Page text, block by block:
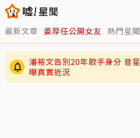
最新文章 姜厚任公開女友 熱門星聞
潘裕文告別20年歌手身分 昔星光幫周定緯1句話
曝真實近況